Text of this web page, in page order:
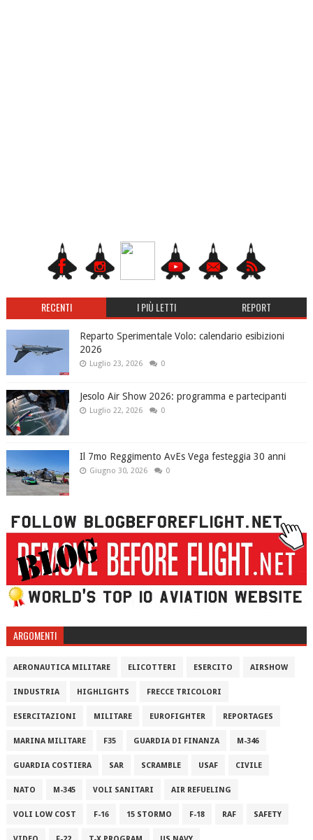
RECENTI I PIÙ LETTI REPORT
Reparto Sperimentale Volo: calendario esibizioni
2026
Luglio 23, 2026 0
Jesolo Air Show 2026: programma e partecipanti
Luglio 22, 2026 0
Il 7mo Reggimento AvEs Vega festeggia 30 anni
Giugno 30, 2026 0
ARGOMENTI
AERONAUTICA MILITARE ELICOTTERI ESERCITO AIRSHOW
INDUSTRIA HIGHLIGHTS FRECCE TRICOLORI
ESERCITAZIONI MILITARE EUROFIGHTER REPORTAGES
MARINA MILITARE F35 GUARDIA DI FINANZA M-346
GUARDIA COSTIERA SAR SCRAMBLE USAF CIVILE
NATO M-345 VOLI SANITARI AIR REFUELING
VOLI LOW COST F-16 15 STORMO F-18 RAF SAFETY